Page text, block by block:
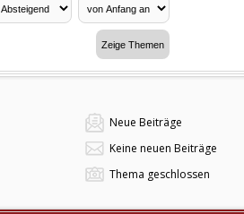
Neue Beiträge
Keine neuen Beiträge
Thema geschlossen